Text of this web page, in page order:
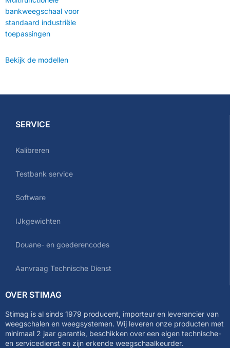
bankweegschaal voor
standaard industriële
toepassingen
Bekijk de modellen
SERVICE
Kalibreren
Testbank service
Software
IJkgewichten
Douane- en goederencodes
Aanvraag Technische Dienst
OVER STIMAG
Stimag is al sinds 1979 producent, importeur en leverancier van
weegschalen en weegsystemen. Wij leveren onze producten met
minimaal 2 jaar garantie, beschikken over een eigen technische-
en servicedienst en zijn erkende weegschaalkeurder.